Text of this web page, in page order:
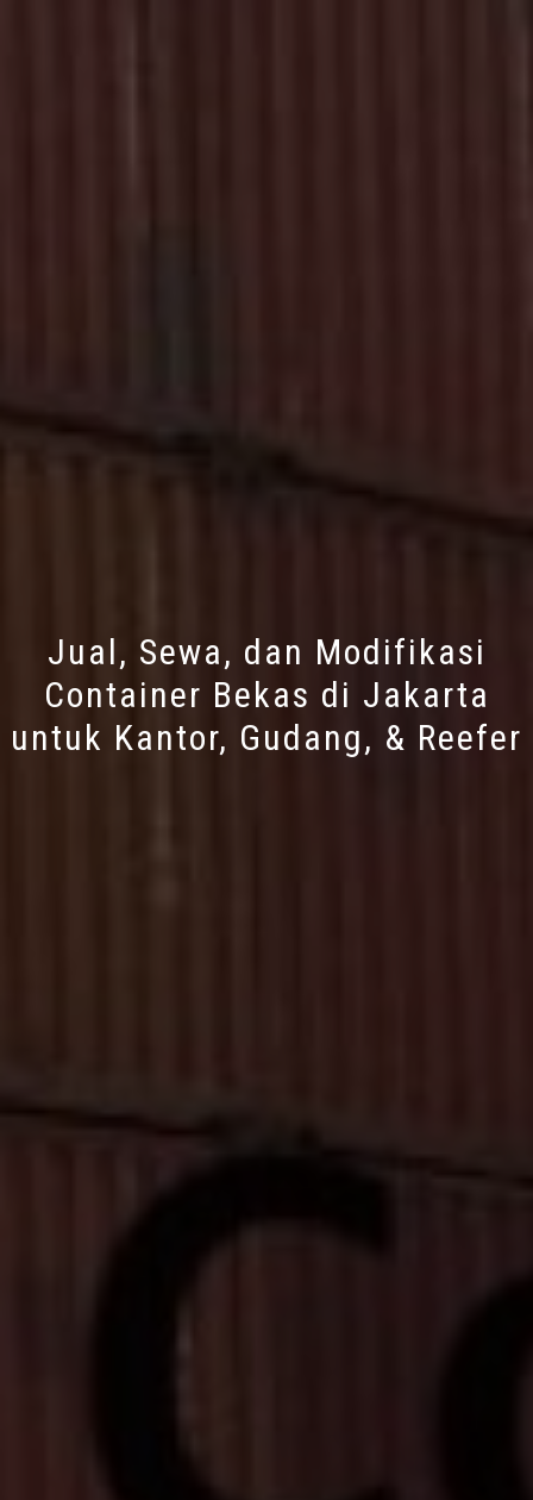
Jual, Sewa, dan Modifikasi
Container Bekas di Jakarta
untuk Kantor, Gudang, & Reefer